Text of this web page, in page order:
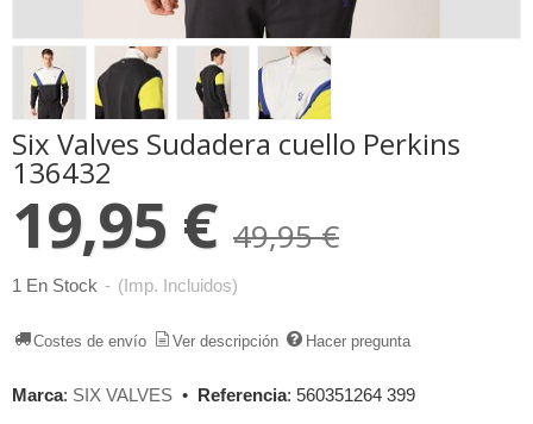
Six Valves Sudadera cuello Perkins
136432
19,95 € 49,95 €
1 En Stock - (Imp. Incluidos)
Costes de envío Ver descripción Hacer pregunta
Marca: SIX VALVES • Referencia: 560351264 399